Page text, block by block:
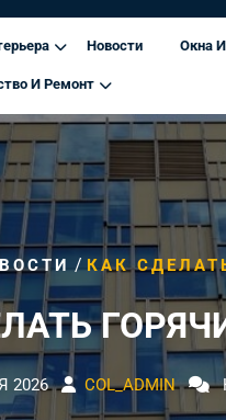
Новости Окна
И Ремонт
/ КАК
2026 COL_ADMIN